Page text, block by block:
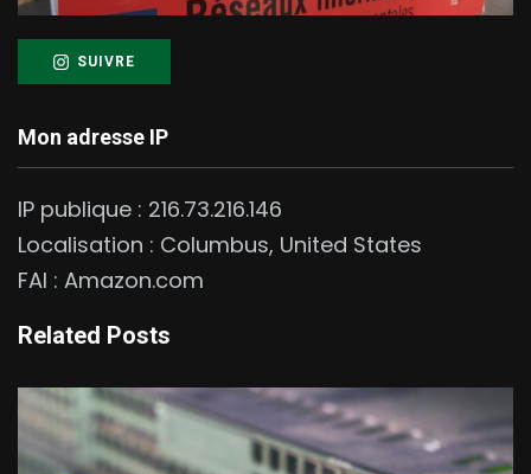
SUIVRE
Mon adresse IP
IP publique : 216.73.216.146
Localisation : Columbus, United States
FAI : Amazon.com
Related Posts